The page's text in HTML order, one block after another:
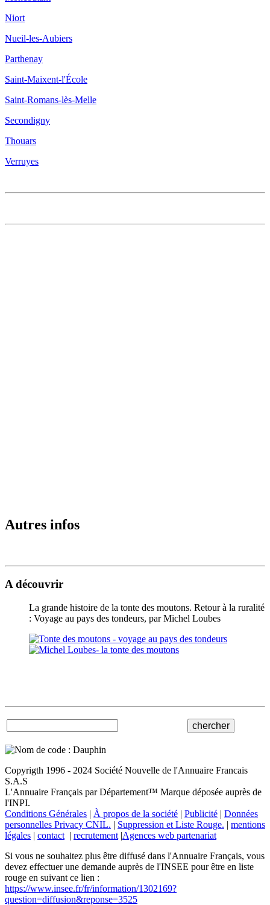
Niort
Nueil-les-Aubiers
Parthenay
Saint-Maixent-l'École
Saint-Romans-lès-Melle
Secondigny
Thouars
Verruyes
Autres infos
A découvrir
La grande histoire de la tonte des moutons. Retour à la ruralité
: Voyage au pays des tondeurs, par Michel Loubes
Copyrigth 1996 - 2024 Société Nouvelle de l'Annuaire Francais
S.A.S
L'Annuaire Français par Département™ Marque déposée auprès de
l'INPI.
Conditions Générales | À propos de la société | Publicité | Données
personnelles Privacy CNIL. | Suppression et Liste Rouge. | mentions
légales | contact | recrutement |Agences web partenariat
Si vous ne souhaitez plus être diffusé dans l'Annuaire Français, vous
devez effectuer une demande auprès de l'INSEE pour être en liste
rouge en suivant ce lien :
https://www.insee.fr/fr/information/1302169?
question=diffusion&reponse=3525